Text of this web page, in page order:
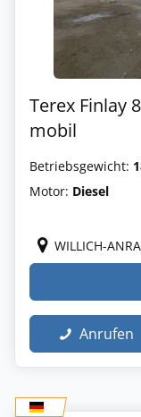
Terex Finlay
mobil
Betriebsgewicht:
Motor: Diesel
WILLICH-
Anrufen